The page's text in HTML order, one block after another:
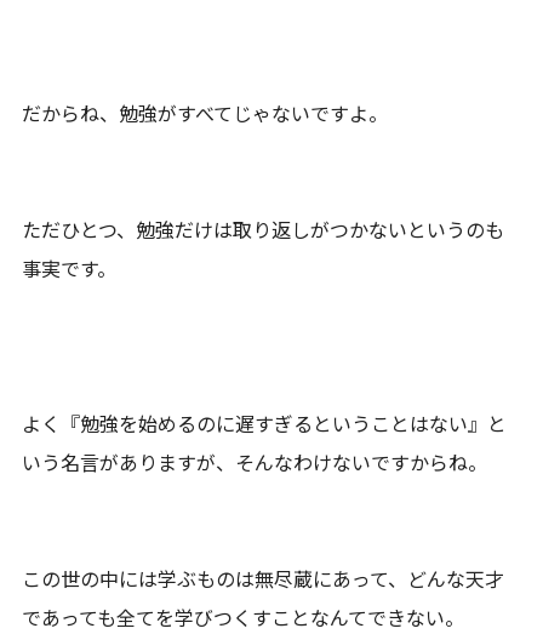
だからね、勉強がすべてじゃないですよ。
ただひとつ、勉強だけは取り返しがつかないというのも
事実です。
よく『勉強を始めるのに遅すぎるということはない』と
いう名言がありますが、そんなわけないですからね。
この世の中には学ぶものは無尽蔵にあって、どんな天才
であっても全てを学びつくすことなんてできない。